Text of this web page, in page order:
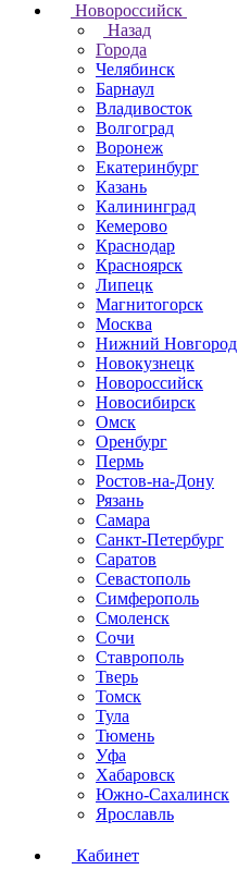
Новороссийск
Назад
Города
Челябинск
Барнаул
Владивосток
Волгоград
Воронеж
Екатеринбург
Казань
Калининград
Кемерово
Краснодар
Красноярск
Липецк
Магнитогорск
Москва
Нижний Новгород
Новокузнецк
Новороссийск
Новосибирск
Омск
Оренбург
Пермь
Ростов-на-Дону
Рязань
Самара
Санкт-Петербург
Саратов
Севастополь
Симферополь
Смоленск
Сочи
Ставрополь
Тверь
Томск
Тула
Тюмень
Уфа
Хабаровск
Южно-Сахалинск
Ярославль
Кабинет